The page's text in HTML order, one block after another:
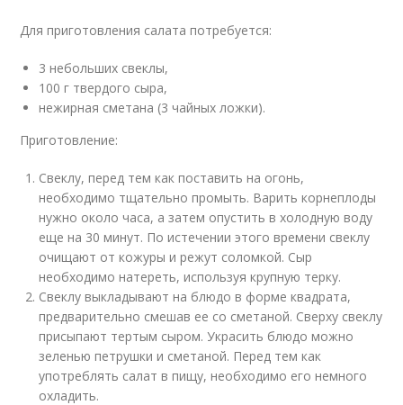
Для приготовления салата потребуется:
3 небольших свеклы,
100 г твердого сыра,
нежирная сметана (3 чайных ложки).
Приготовление:
Свеклу, перед тем как поставить на огонь,
необходимо тщательно промыть. Варить корнеплоды
нужно около часа, а затем опустить в холодную воду
еще на 30 минут. По истечении этого времени свеклу
очищают от кожуры и режут соломкой. Сыр
необходимо натереть, используя крупную терку.
Свеклу выкладывают на блюдо в форме квадрата,
предварительно смешав ее со сметаной. Сверху свеклу
присыпают тертым сыром. Украсить блюдо можно
зеленью петрушки и сметаной. Перед тем как
употреблять салат в пищу, необходимо его немного
охладить.